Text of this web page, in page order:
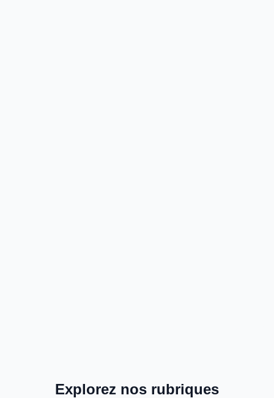
Explorez nos rubriques